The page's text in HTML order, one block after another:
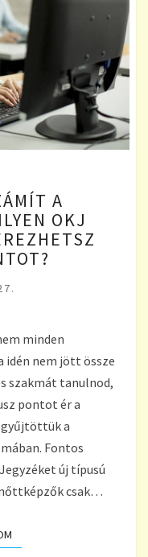
A
OKJ
minden
nem jött össze
szakmát tanulnod,
pontot ér a
a
Fontos
új típusú
csak…
TOVÁBB OLVASOM